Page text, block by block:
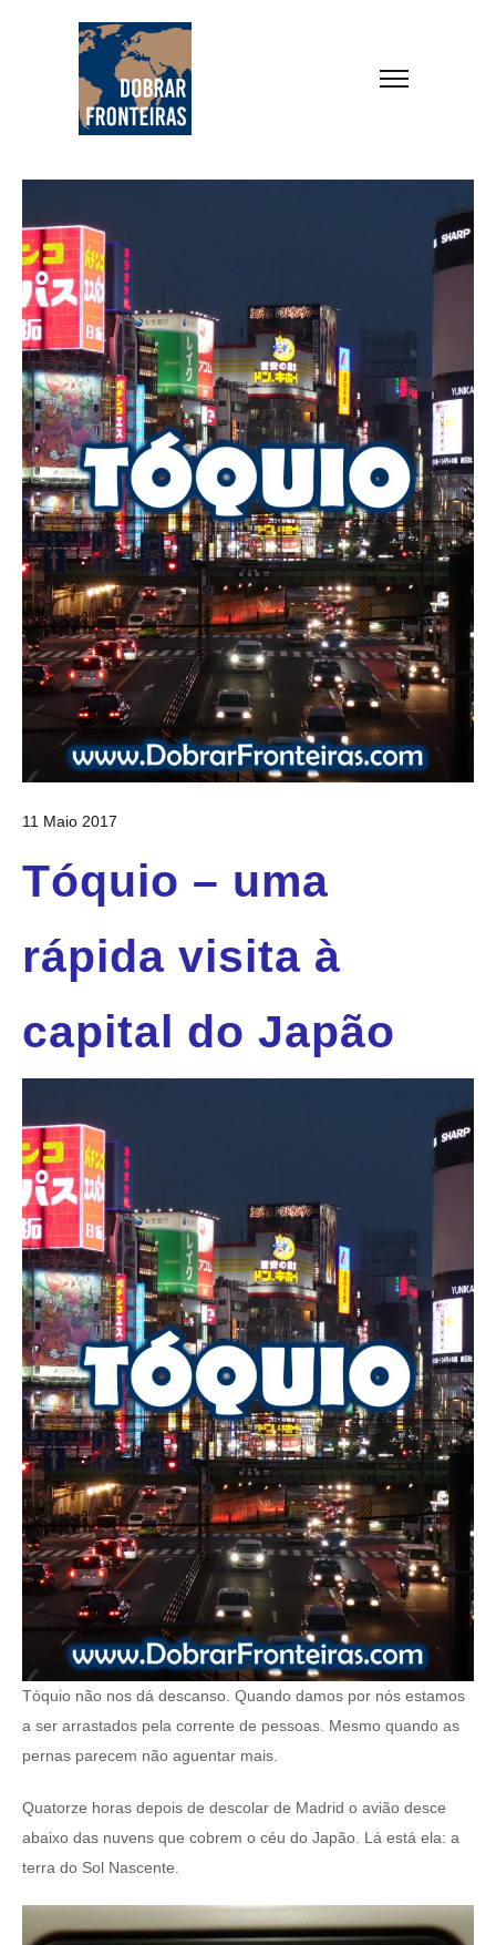
11 Maio 2017
Tóquio – uma
rápida visita à
capital do Japão
Tóquio não nos dá descanso. Quando damos por nós estamos
a ser arrastados pela corrente de pessoas. Mesmo quando as
pernas parecem não aguentar mais.
Quatorze horas depois de descolar de Madrid o avião desce
abaixo das nuvens que cobrem o céu do Japão. Lá está ela: a
terra do Sol Nascente.